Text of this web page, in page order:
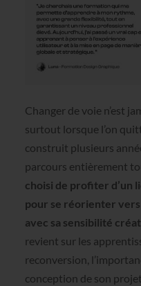
Changer de voie n’est
surtout lorsque l’on
construit plusieurs
parcours entièrement
choisi de profiter d’un
pour se réorienter
avec sa sensibilité
revient sur les
reconversion,
conception de son